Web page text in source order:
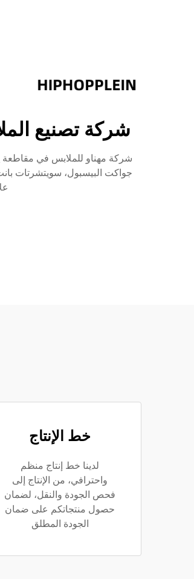
شركة تصنيع
شركة مهناو للملابس في مقاطعة
جواكت البيسبول، سويتشرتات
خط الإنتاج
لدينا خط إنتاج منظم
واحترافي، من الإنتاج إلى
فحص الجودة والنقل، لضمان
حصول منتجاتكم على ضمان
الجودة المطلق